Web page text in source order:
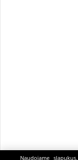
Naudojame